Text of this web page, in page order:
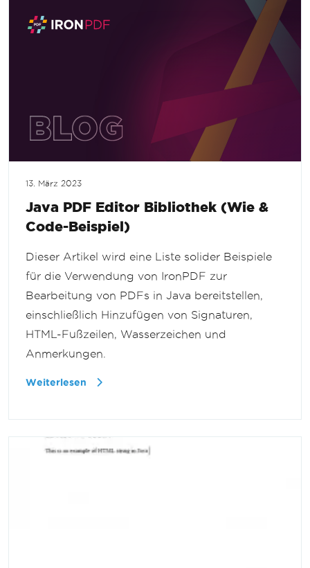
13. März 2023
Java PDF Editor Bibliothek (Wie &
Code-Beispiel)
Dieser Artikel wird eine Liste solider Beispiele
für die Verwendung von IronPDF zur
Bearbeitung von PDFs in Java bereitstellen,
einschließlich Hinzufügen von Signaturen,
HTML-Fußzeilen, Wasserzeichen und
Anmerkungen.
Weiterlesen